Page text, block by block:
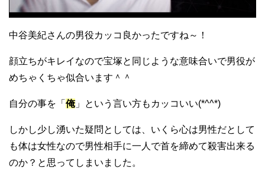
中谷美紀さんの男役カッコ良かったですね～！
顔立ちがキレイなので宝塚と同じような意味合いで男役が
めちゃくちゃ似合います＾＾
自分の事を「 俺」という言い方もカッコいい(*^^*)
しかし少し湧いた疑問としては、いくら心は男性だとして
も体は女性なので男性相手に一人で首を締めて殺害出来る
のか？と思ってしまいました。